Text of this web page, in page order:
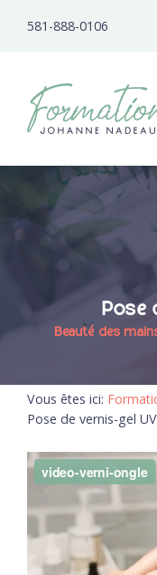
581-888-0106
Pose
Beauté des
Vous êtes ici:
Pose de vernis-gel UV